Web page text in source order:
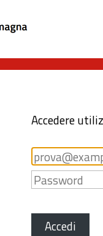
Accedere
Accedi